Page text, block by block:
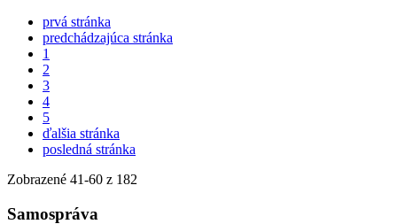
prvá stránka
predchádzajúca stránka
1
2
3
4
5
ďalšia stránka
posledná stránka
Zobrazené 41-60 z 182
Samospráva